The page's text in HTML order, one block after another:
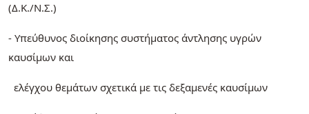
(Δ.Κ./Ν.Σ.)
- Υπεύθυνος διοίκησης συστήματος άντλησης υγρών
καυσίμων και
ελέγχου θεμάτων σχετικά με τις δεξαμενές καυσίμων